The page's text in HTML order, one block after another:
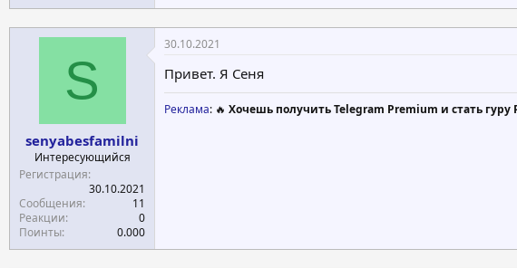
S
senyabesfamilni
Интересующийся
Регистрация
30.10.2021
Сообщения
11
Реакции
0
Поинты
0.000
30.10.2021
Привет. Я Сеня
Реклама: 🔥 Хочешь получить Telegram Premium и стать гуру